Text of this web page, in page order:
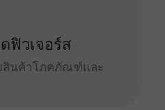
ฟิวเจอร์ส
สินค้าโภคภัณฑ์และ